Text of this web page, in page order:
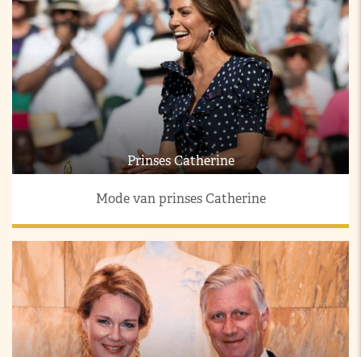
Prinses Catherine
Mode van prinses Catherine